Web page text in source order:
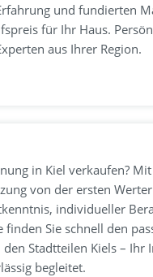
und fundierten
für Ihr Haus.
aus Ihrer Region.
in Kiel verkaufen?
von der ersten
individueller
Sie schnell den
Stadtteilen Kiels –
begleitet.